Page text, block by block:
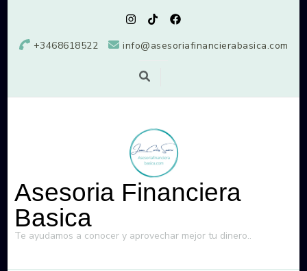
+3468618522 info@asesoriafinancierabasica.com
Asesoria Financiera
Basica
Te ayudamos a conocer y aprovechar mejor tu dinero..